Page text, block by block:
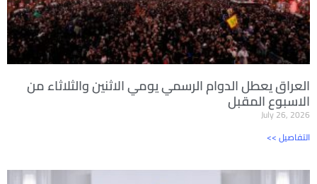
العراق يعطل الدوام الرسمي يومي الاثنين والثلاثاء من
الاسبوع المقبل
July 26, 2026
<< التفاصيل